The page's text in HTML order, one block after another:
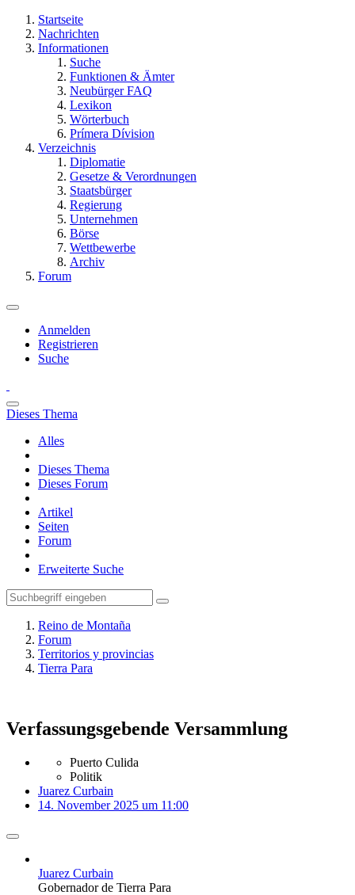
Startseite
Nachrichten
Informationen
Suche
Funktionen & Ämter
Neubürger FAQ
Lexikon
Wörterbuch
Prímera Dívision
Verzeichnis
Diplomatie
Gesetze & Verordnungen
Staatsbürger
Regierung
Unternehmen
Börse
Wettbewerbe
Archiv
Forum
Anmelden
Registrieren
Suche
Dieses Thema
Alles
Dieses Thema
Dieses Forum
Artikel
Seiten
Forum
Erweiterte Suche
Reino de Montaña
Forum
Territorios y provincias
Tierra Para
Verfassungsgebende Versammlung
Puerto Culida
Politik
Juarez Curbain
14. November 2025 um 11:00
Juarez Curbain
Gobernador de Tierra Para